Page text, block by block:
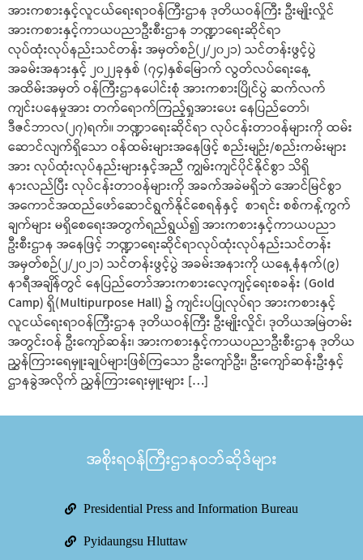
အားကစားနှင့်လူငယ်ရေးရာဝန်ကြီးဌာန ဒုတိယဝန်ကြီး ဦးမျိုးလှိုင်
အားကစားနှင့်ကာယပညာဦးစီးဌာန ဘဏ္ဍာရေးဆိုင်ရာ
လုပ်ထုံးလုပ်နည်းသင်တန်း အမှတ်စဉ်(၂/၂၀၂၁) သင်တန်းဖွင့်ပွဲ
အခမ်းအနားနှင့် ၂၀၂၂ခုနှစ် (၇၄)နှစ်မြောက် လွတ်လပ်ရေးနေ့
အထိမ်းအမှတ် ဝန်ကြီးဌာနပေါင်းစုံ အားကစားပြိုင်ပွဲ ဆက်လက်
ကျင်းပနေမှုအား တက်ရောက်ကြည့်ရှုအားပေး နေပြည်တော်၊
ဒီဇင်ဘာလ(၂၇)ရက်။ ဘဏ္ဍာရေးဆိုင်ရာ လုပ်ငန်းတာဝန်များကို ထမ်း
ဆောင်လျက်ရှိသော ဝန်ထမ်းများအနေဖြင့် စည်းမျဉ်း/စည်းကမ်းများ
အား လုပ်ထုံးလုပ်နည်းများနှင့်အညီ ကျွမ်းကျင်ပိုင်နိုင်စွာ သိရှိ
နားလည်ပြီး လုပ်ငန်းတာဝန်များကို အခက်အခဲမရှိဘဲ အောင်မြင်စွာ
အကောင်အထည်ဖော်ဆောင်ရွက်နိုင်စေရန်နှင့် စာရင်း စစ်ကန့်ကွက်
ချက်များ မရှိစေရေးအတွက်ရည်ရွယ်၍ အားကစားနှင့်ကာယပညာ
ဦးစီးဌာန အနေဖြင့် ဘဏ္ဍာရေးဆိုင်ရာလုပ်ထုံးလုပ်နည်းသင်တန်း
အမှတ်စဉ်(၂/၂၀၂၁) သင်တန်းဖွင့်ပွဲ အခမ်းအနားကို ယနေ့နံနက်(၉)
နာရီအချိန်တွင် နေပြည်တော်အားကစားလေ့ကျင့်ရေးစခန်း (Gold
Camp) ရှိ(Multipurpose Hall) ၌ ကျင်းပပြုလုပ်ရာ အားကစားနှင့်
လူငယ်ရေးရာဝန်ကြီးဌာန ဒုတိယဝန်ကြီး ဦးမျိုးလှိုင်၊ ဒုတိယအမြဲတမ်း
အတွင်းဝန် ဦးကျော်ဆန်း၊ အားကစားနှင့်ကာယပညာဦးစီးဌာန ဒုတိယ
ညွှန်ကြားရေမှူးချုပ်များဖြစ်ကြသော ဦးကျော်ဦး၊ ဦးကျော်ဆန်းဦးနှင့်
ဌာနခွဲအလိုက် ညွှန်ကြားရေးမှူးများ […]
အစိုးရဝန်ကြီးဌာနဝဘ်ဆိုဒ်များ
Presidential Press and Information Bureau
Pyidaungsu Hluttaw